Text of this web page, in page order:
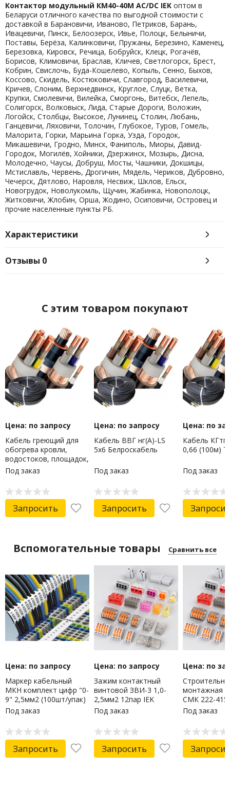
Контактор модульный КМ40-40М AC/DC IEKоптом в
Беларуси отличного качества по выгодной стоимости с
доставкой в Барановичи, Иваново, Петриков, Барань,
Ивацевичи, Пинск, Белоозерск, Ивье, Полоцк, Белыничи,
Поставы, Берёза, Калинковичи, Пружаны, Березино, Каменец,
Березовка, Кировск, Речица, Бобруйск, Клецк, Рогачёв,
Борисов, Климовичи, Браслав, Кличев, Светлогорск, Брест,
Кобрин, Свислочь, Буда-Кошелево, Копыль, Сенно, Быхов,
Коссово, Скидель, Костюковичи, Славгород, Василевичи,
Кричев, Слоним, Верхнедвинск, Круглое, Слуцк, Ветка,
Крупки, Смолевичи, Вилейка, Сморгонь, Витебск, Лепель,
Солигорск, Волковыск, Лида, Старые Дороги, Воложин,
Логойск, Столбцы, Высокое, Лунинец, Столин, Любань,
Ганцевичи, Ляховичи, Толочин, Глубокое, Туров, Гомель,
Малорита, Горки, Марьина Горка, Узда, Городок,
Микашевичи, Гродно, Минск, Фаниполь, Миоры, Давид-
Городок, Могилёв, Хойники, Дзержинск, Мозырь, Дисна,
Молодечно, Чаусы, Добруш, Мосты, Чашники, Докшицы,
Мстиславль, Червень, Дрогичин, Мядель, Чериков, Дубровно,
Чечерск, Дятлово, Наровля, Несвиж, Шклов, Ельск,
Новогрудок, Новолукомль, Щучин, Жабинка, Новополоцк,
Житковичи, Жлобин, Орша, Жодино, Осиповичи, Островец и
прочие населенные пункты РБ.
Характеристики
Отзывы 0
C этим товаром покупают
Цена: по запросу
Кабель греющий для
обогрева кровли,
водостоков, площадок,
ступеней ГРК-30-3450-
115/115м REXANT
Под заказ
Запросить
Цена: по запросу
Кабель ВВГ нг(А)-LS
5х6 Белроскабель
Под заказ
Запросить
Цена: по
Кабель
0,66 (100м)
Под заказ
Вспомогательные товары Сравнить все
Цена: по запросу
Маркер кабельный
МКН комплект цифр "0-
9" 2,5мм2 (100шт/упак)
IEK
Под заказ
Запросить
Цена: по запросу
Зажим контактный
винтовой ЗВИ-3 1,0-
2,5мм2 12пар IEK
Под заказ
Запросить
Цена: по
монтажная
СМК 222-415
Под заказ